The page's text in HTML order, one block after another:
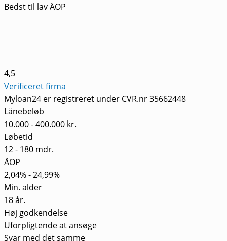
Bedst til lav ÅOP
4,5
Verificeret firma
Myloan24 er registreret under CVR.nr 35662448
Lånebeløb
10.000 - 400.000 kr.
Løbetid
12 - 180 mdr.
ÅOP
2,04% - 24,99%
Min. alder
18 år.
Høj godkendelse
Uforpligtende at ansøge
Svar med det samme